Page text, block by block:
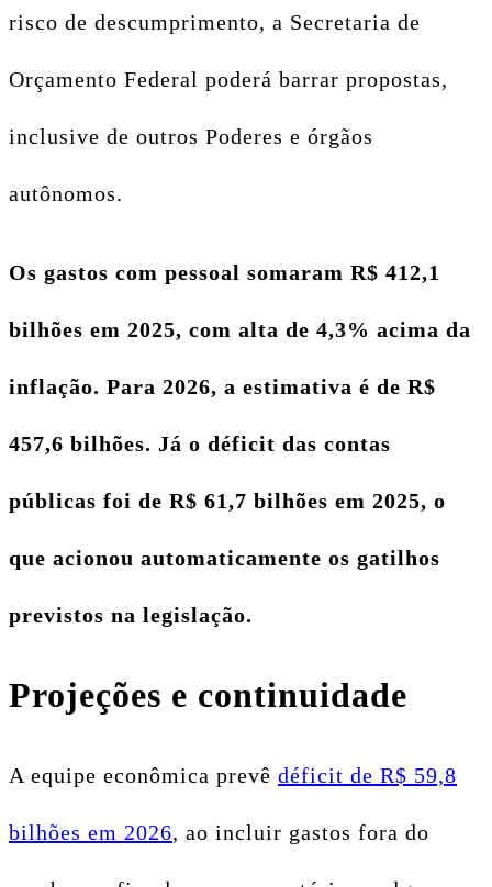
risco de descumprimento, a Secretaria de
Orçamento Federal poderá barrar propostas,
inclusive de outros Poderes e órgãos
autônomos.
Os gastos com pessoal somaram R$ 412,1
bilhões em 2025, com alta de 4,3% acima da
inflação. Para 2026, a estimativa é de R$
457,6 bilhões. Já o déficit das contas
públicas foi de R$ 61,7 bilhões em 2025, o
que acionou automaticamente os gatilhos
previstos na legislação.
Projeções e continuidade
A equipe econômica prevê déficit de R$ 59,8
bilhões em 2026, ao incluir gastos fora do